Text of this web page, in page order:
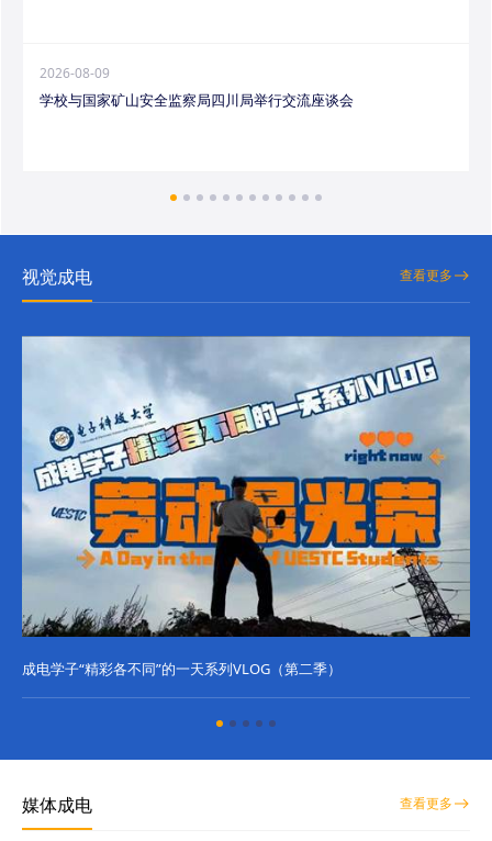
2026-08-09
学校与国家矿山安全监察局四川局举行交流座谈会
视觉成电 查看更多
成电学子“精彩各不同”的一天系列VLOG（第二季）
媒体成电 查看更多